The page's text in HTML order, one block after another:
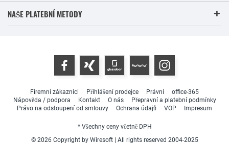
NAŠE PLATEBNÍ METODY
Firemní zákazníci Přihlášení prodejce Právní
office-365
Nápověda / podpora
Kontakt O nás
Přepravní a platební podmínky
Právo na odstoupení od smlouvy
Ochrana údajů VOP Impresum
* Všechny ceny včetně DPH
© 2026 Copyright by Wiresoft | All rights reserved 2004-2025